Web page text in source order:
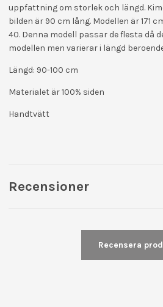
uppfattning om storlek och längd.
bilden är 90 cm lång. Modellen är 171
40. Denna modell passar de flesta då
modellen men varierar i längd
Längd: 90-100 cm
Materialet är 100% siden
Handtvätt
Recensioner
Recensera